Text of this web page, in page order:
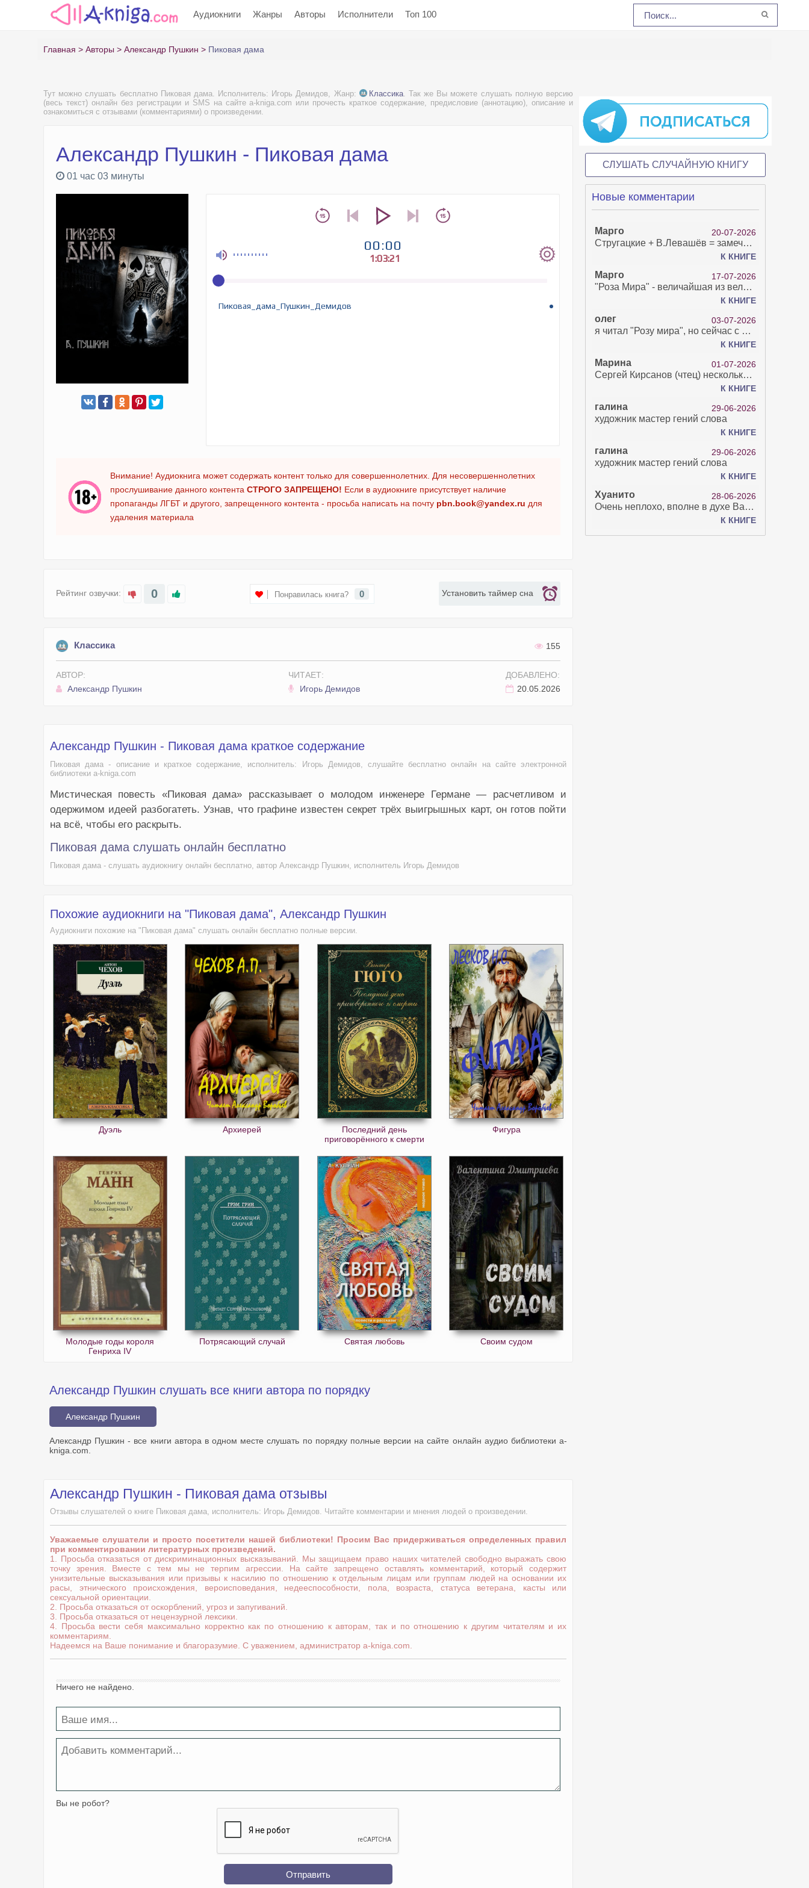
Аудиокниги Жанры Авторы Исполнители Топ 100
Главная Авторы Александр Пушкин Пиковая дама
Тут можно слушать бесплатно Пиковая дама. Исполнитель: Игорь Демидов, Жанр: Классика. Так же Вы можете слушать полную версию
(весь текст) онлайн без регистрации и SMS на сайте a-kniga.com или прочесть краткое содержание, предисловие (аннотацию), описание и
ознакомиться с отзывами (комментариями) о произведении.
Александр Пушкин - Пиковая дама
01 час 03 минуты
00:00
1:03:21
Пиковая_дама_Пушкин_Демидов
Внимание! Аудиокнига может содержать контент только для совершеннолетних. Для несовершеннолетних
прослушивание данного контента СТРОГО ЗАПРЕЩЕНО! Если в аудиокниге присутствует наличие
пропаганды ЛГБТ и другого, запрещенного контента - просьба написать на почту pbn.book@yandex.ru для
удаления материала
Рейтинг озвучки: 0 Понравилась книга? 0 Установить таймер сна
Классика 155
АВТОР:
Александр Пушкин
ЧИТАЕТ:
Игорь Демидов
ДОБАВЛЕНО:
20.05.2026
Александр Пушкин - Пиковая дама краткое содержание
Пиковая дама - описание и краткое содержание, исполнитель: Игорь Демидов, слушайте бесплатно онлайн на сайте электронной
библиотеки a-kniga.com
Мистическая повесть «Пиковая дама» рассказывает о молодом инженере Германе — расчетливом и
одержимом идеей разбогатеть. Узнав, что графине известен секрет трёх выигрышных карт, он готов пойти
на всё, чтобы его раскрыть.
Пиковая дама слушать онлайн бесплатно
Пиковая дама - слушать аудиокнигу онлайн бесплатно, автор Александр Пушкин, исполнитель Игорь Демидов
Похожие аудиокниги на "Пиковая дама", Александр Пушкин
Аудиокниги похожие на "Пиковая дама" слушать онлайн бесплатно полные версии.
Дуэль Архиерей
Последний день
приговорённого к смерти
Фигура
Молодые годы короля
Генриха IV
Потрясающий случай Святая любовь Своим судом
Александр Пушкин слушать все книги автора по порядку
Александр Пушкин
Александр Пушкин - все книги автора в одном месте слушать по порядку полные версии на сайте онлайн аудио библиотеки a-
kniga.com.
Александр Пушкин - Пиковая дама отзывы
Отзывы слушателей о книге Пиковая дама, исполнитель: Игорь Демидов. Читайте комментарии и мнения людей о произведении.
Уважаемые слушатели и просто посетители нашей библиотеки! Просим Вас придерживаться определенных правил
при комментировании литературных произведений.
1. Просьба отказаться от дискриминационных высказываний. Мы защищаем право наших читателей свободно выражать свою
точку зрения. Вместе с тем мы не терпим агрессии. На сайте запрещено оставлять комментарий, который содержит
унизительные высказывания или призывы к насилию по отношению к отдельным лицам или группам людей на основании их
расы, этнического происхождения, вероисповедания, недееспособности, пола, возраста, статуса ветерана, касты или
сексуальной ориентации.
2. Просьба отказаться от оскорблений, угроз и запугиваний.
3. Просьба отказаться от нецензурной лексики.
4. Просьба вести себя максимально корректно как по отношению к авторам, так и по отношению к другим читателям и их
комментариям.
Надеемся на Ваше понимание и благоразумие. С уважением, администратор a-kniga.com.
Ничего не найдено.
Вы не робот?
Отправить
СЛУШАТЬ СЛУЧАЙНУЮ КНИГУ
Новые комментарии
Марго 20-07-2026
Стругацкие + В.Левашёв = замечательно!
К КНИГЕ
Марго 17-07-2026
"Роза Мира" - величайшая из великих Книг - она отвечает на все вопросы, прочитать её нелегко...
К КНИГЕ
олег 03-07-2026
я читал "Розу мира", но сейчас с возрастом зрение рухнуло. Но хочется ещё почитать. Просто захватывает. Хорошо, что есть А КНИГА. Спасибо за вашу работу.
К КНИГЕ
Марина 01-07-2026
Сергей Кирсанов (чтец) несколько раз рыгнул в микрофон. В наушниках это было хорошо слышно и сильно неприятно. Я понимаю, что это бесплатная аудиокнига, но не до такой же степени наплевать на слушателя..
К КНИГЕ
галина 29-06-2026
художник мастер гений слова
К КНИГЕ
галина 29-06-2026
художник мастер гений слова
К КНИГЕ
Хуанито 28-06-2026
Очень неплохо, вполне в духе Варго!)
К КНИГЕ